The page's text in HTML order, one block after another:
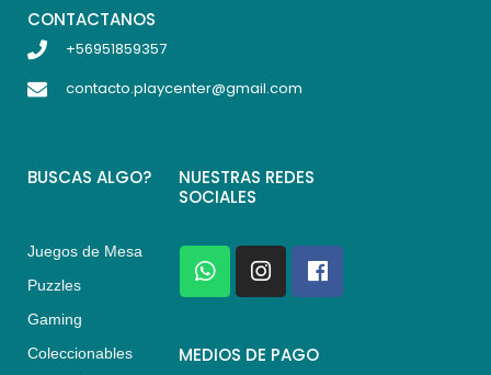
CONTACTANOS
+56951859357
contacto.playcenter@gmail.com
BUSCAS ALGO?
Juegos de Mesa
Puzzles
Gaming
Coleccionables
NUESTRAS REDES
SOCIALES
W
h
a
s
I
n
s
a
F
a
c
b
MEDIOS DE PAGO